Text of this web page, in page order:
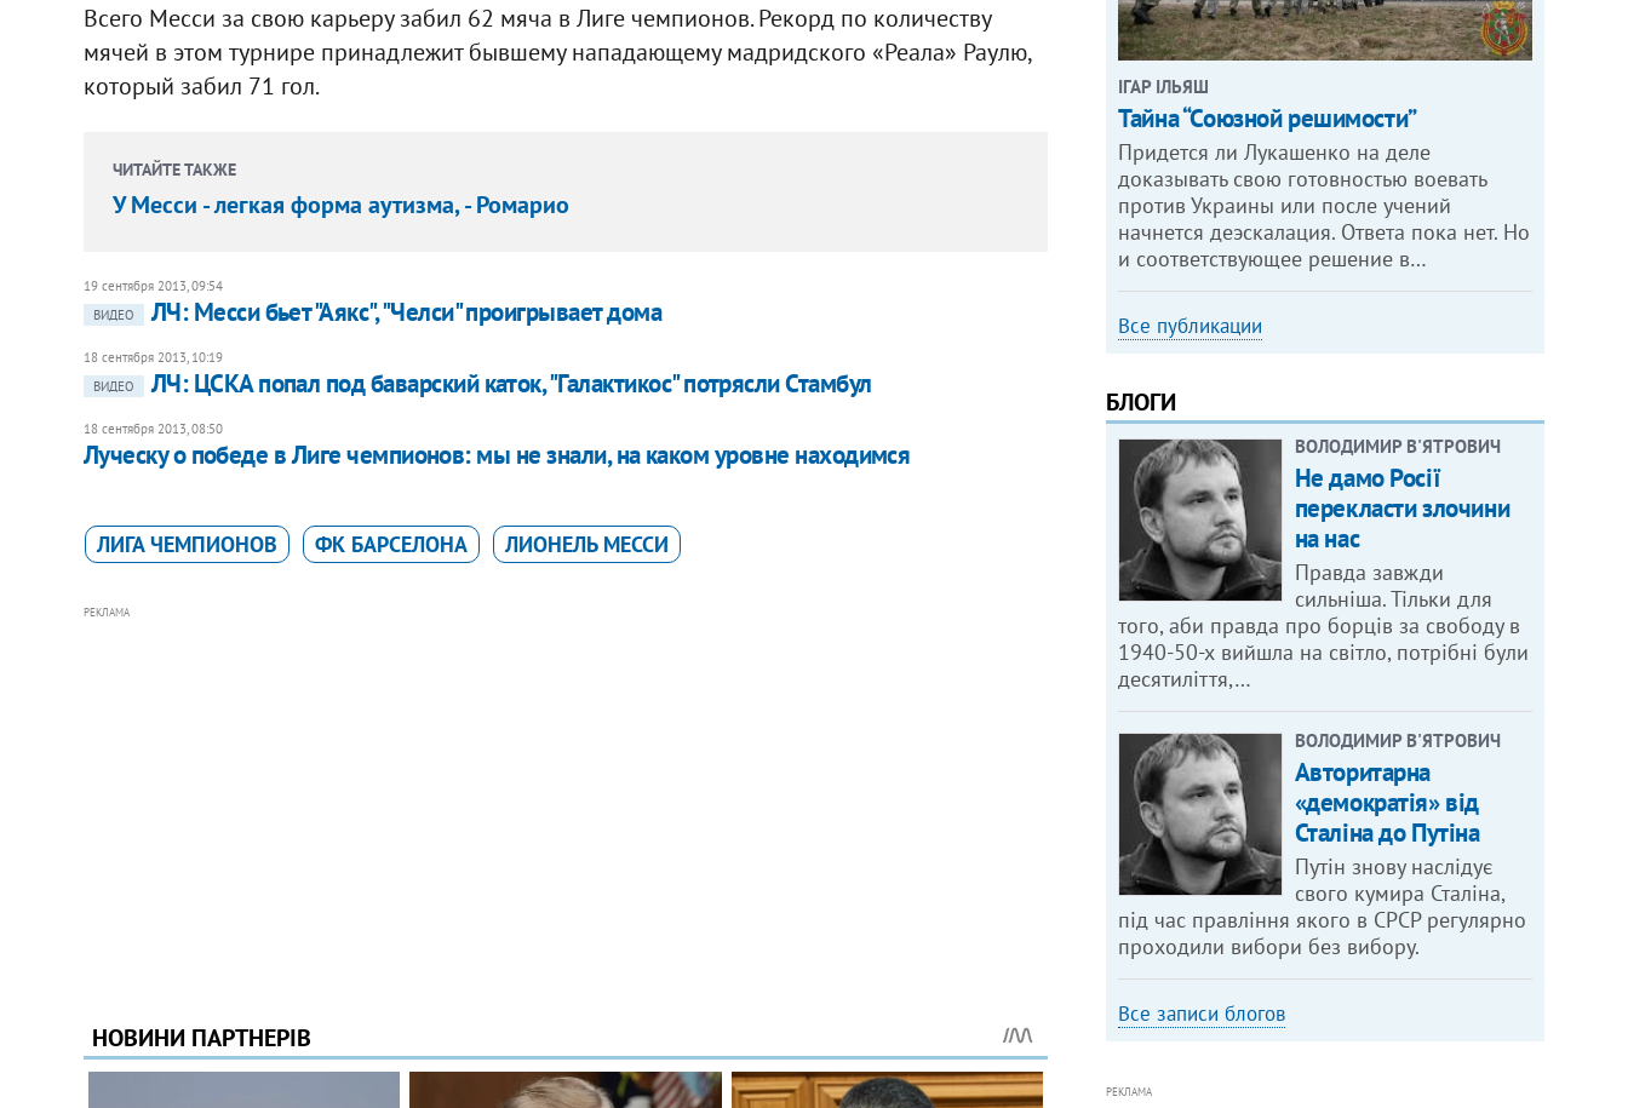
Всего Месси за свою карьеру забил 62 мяча в Лиге чемпионов. Рекорд по количеству
мячей в этом турнире принадлежит бывшему нападающему мадридского «Реала» Раулю,
который забил 71 гол.
ЧИТАЙТЕ ТАКЖЕ
У Месси - легкая форма аутизма, - Ромарио
19 сентября 2013, 09:54
ВИДЕО
ЛЧ: Месси бьет "Аякс", "Челси" проигрывает дома
18 сентября 2013, 10:19
ВИДЕО
ЛЧ: ЦСКА попал под баварский каток, "Галактикос" потрясли Стамбул
18 сентября 2013, 08:50
Луческу о победе в Лиге чемпионов: мы не знали, на каком уровне находимся
ЛИГА ЧЕМПИОНОВ ФК БАРСЕЛОНА ЛИОНЕЛЬ МЕССИ
РЕКЛАМА
ІГАР ІЛЬЯШ
Тайна “Союзной решимости”
Придется ли Лукашенко на деле
доказывать свою готовностью воевать
против Украины или после учений
начнется деэскалация. Ответа пока нет. Но
и соответствующее решение в…
Все публикации
БЛОГИ
ВОЛОДИМИР В'ЯТРОВИЧ
Не дамо Росії
перекласти злочини
на нас
Правда завжди
сильніша. Тільки для
того, аби правда про борців за свободу в
1940-50-х вийшла на світло, потрібні були
десятиліття,…
ВОЛОДИМИР В'ЯТРОВИЧ
Авторитарна
«демократія» від
Сталіна до Путіна
Путін знову наслідує
свого кумира Сталіна,
під час правління якого в СРСР регулярно
проходили вибори без вибору.
Все записи блогов
РЕКЛАМА